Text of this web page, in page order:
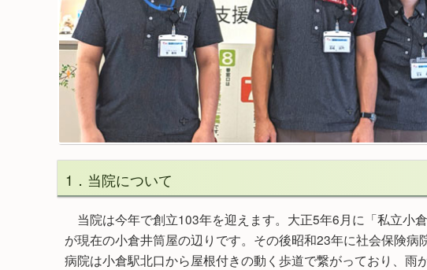
1．当院について
当院は今年で創立103年を迎えます。大正5年6月に「私立小
が現在の小倉井筒屋の辺りです。その後昭和23年に社会保険
病院は小倉駅北口から屋根付きの動く歩道で繋がっており、